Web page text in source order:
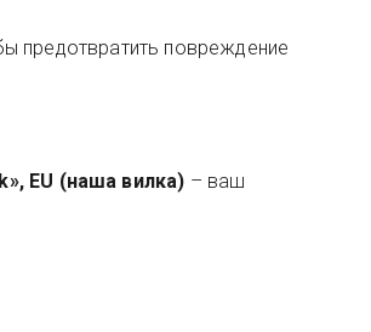
предотвратить повреждение
EU (наша вилка) – ваш